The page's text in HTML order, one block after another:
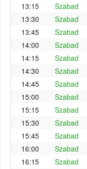
13:15
Szabad
13:30
Szabad
13:45
Szabad
14:00
Szabad
14:15
Szabad
14:30
Szabad
14:45
Szabad
15:00
Szabad
15:15
Szabad
15:30
Szabad
15:45
Szabad
16:00
Szabad
16:15
Szabad